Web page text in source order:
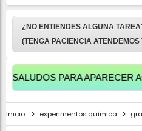
¿NO ENTIENDES ALGUNA
(TENGA PACIENCIA
PARA APARECER AQUÍ
Inicio experimentos química